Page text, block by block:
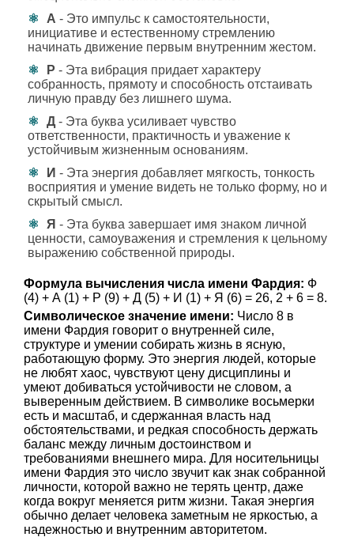
А - Это импульс к самостоятельности,
инициативе и естественному стремлению
начинать движение первым внутренним жестом.
Р - Эта вибрация придает характеру
собранность, прямоту и способность отстаивать
личную правду без лишнего шума.
Д - Эта буква усиливает чувство
ответственности, практичность и уважение к
устойчивым жизненным основаниям.
И - Эта энергия добавляет мягкость, тонкость
восприятия и умение видеть не только форму, но и
скрытый смысл.
Я - Эта буква завершает имя знаком личной
ценности, самоуважения и стремления к цельному
выражению собственной природы.
Формула вычисления числа имени Фардия: Ф
(4) + А (1) + Р (9) + Д (5) + И (1) + Я (6) = 26, 2 + 6 = 8.
Символическое значение имени: Число 8 в
имени Фардия говорит о внутренней силе,
структуре и умении собирать жизнь в ясную,
работающую форму. Это энергия людей, которые
не любят хаос, чувствуют цену дисциплины и
умеют добиваться устойчивости не словом, а
выверенным действием. В символике восьмерки
есть и масштаб, и сдержанная власть над
обстоятельствами, и редкая способность держать
баланс между личным достоинством и
требованиями внешнего мира. Для носительницы
имени Фардия это число звучит как знак собранной
личности, которой важно не терять центр, даже
когда вокруг меняется ритм жизни. Такая энергия
обычно делает человека заметным не яркостью, а
надежностью и внутренним авторитетом.